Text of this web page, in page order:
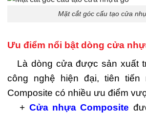
Mặt cắt góc cấu tạo cửa
Ưu điểm nổi bật dòng cửa
Là dòng cửa được sản xuất
công nghệ hiện đại, tiên tiến
Composite có nhiều ưu điểm
+ Cửa nhựa Composite